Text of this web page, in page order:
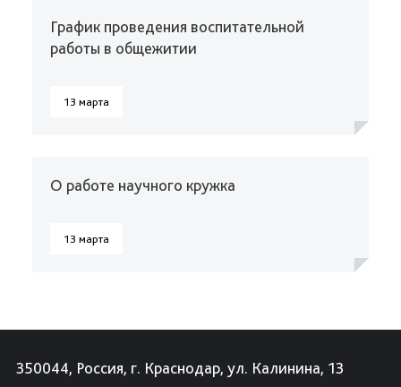
График проведения воспитательной
работы в общежитии
13 марта
О работе научного кружка
13 марта
350044, Россия, г. Краснодар, ул. Калинина, 13